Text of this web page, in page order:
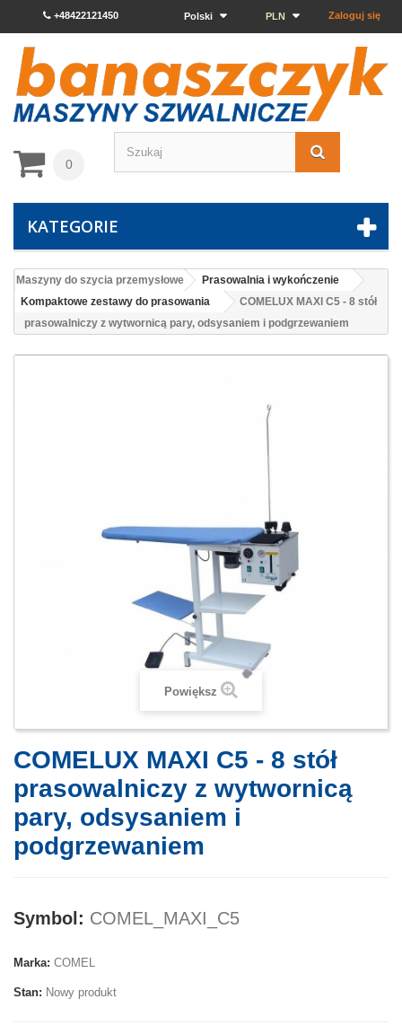
Zaloguj się
PLN
Polski
+48422121450
0
KATEGORIE
Maszyny do szycia przemysłowe
Prasowalnia i wykończenie
Kompaktowe zestawy do prasowania
COMELUX MAXI C5 - 8 stół
prasowalniczy z wytwornicą pary, odsysaniem i podgrzewaniem
Powiększ
COMELUX MAXI C5 - 8 stół
prasowalniczy z wytwornicą
pary, odsysaniem i
podgrzewaniem
Symbol: COMEL_MAXI_C5
Marka: COMEL
Stan: Nowy produkt